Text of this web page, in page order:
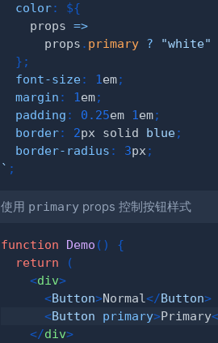
color:
${
props =>
      props
. primary ? "white"
} ;
font-size: 1 em;
margin : 1 em;
padding : 0.25em 1 em;
border: 2px solid blue;
border-radius : 3px ;
` ;
使用 primary props 控制按钮样式
function Demo ( )
{
return
(
<div>
<Button>Normal</Button>
<Button primary>Primary
</div>